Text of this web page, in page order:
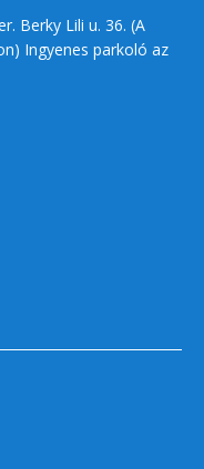
Berky Lili u. 36. (A
Ingyenes parkoló az